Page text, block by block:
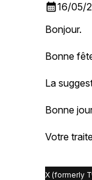
calendar_month16/05/
Bonjour.
Bonne
La
Bonne
Votre
X (formerly